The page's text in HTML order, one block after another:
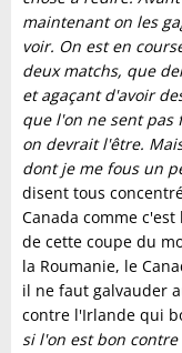
maintenant on les
voir. On est en
deux matchs, que
et agaçant d'avoir
que l'on ne sent pas
on devrait l'être.
dont je me fous un
disent tous
Canada comme c'est
de cette coupe du
la Roumanie, le
il ne faut galvauder
contre l'Irlande qui
si l'on est bon